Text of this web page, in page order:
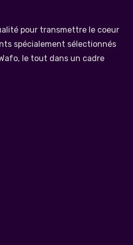
pour transmettre le coeur
spécialement sélectionnés
le tout dans un cadre